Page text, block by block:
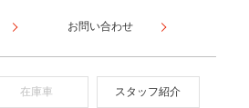
お問い合わせ
在庫車 スタッフ紹介